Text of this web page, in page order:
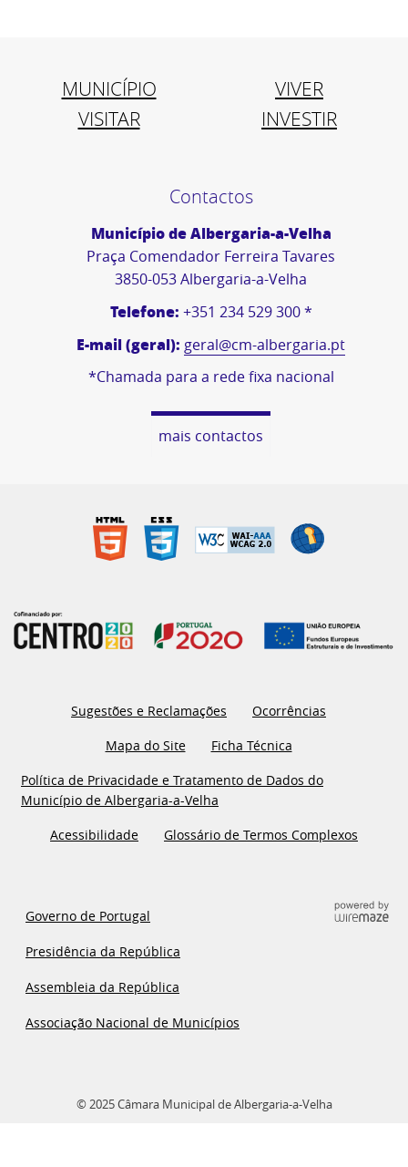
MUNICÍPIO
VIVER
VISITAR
INVESTIR
Contactos
Município de Albergaria-a-Velha
Praça Comendador Ferreira Tavares
3850-053 Albergaria-a-Velha
Telefone: +351 234 529 300 *
E-mail (geral): geral@cm-albergaria.pt
*Chamada para a rede fixa nacional
mais contactos
Sugestões e Reclamações
Ocorrências
Mapa do Site
Ficha Técnica
Política de Privacidade e Tratamento de Dados do
Município de Albergaria-a-Velha
Acessibilidade
Glossário de Termos Complexos
Governo de Portugal
Presidência da República
Assembleia da República
Associação Nacional de Municípios
© 2025 Câmara Municipal de Albergaria-a-Velha